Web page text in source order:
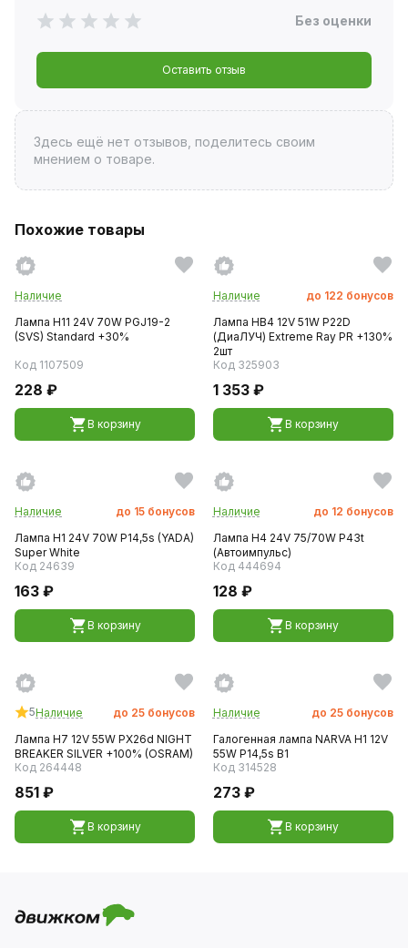
Без оценки
Оставить отзыв
Здесь ещё нет отзывов, поделитесь своим
мнением о товаре.
Похожие товары
Наличие
Лампа H11 24V 70W PGJ19-2
(SVS) Standard +30%
Код 1107509
228 ₽
В корзину
Наличие до 122 бонусов
Лампа HB4 12V 51W P22D
(ДиаЛУЧ) Extreme Ray PR +130%
2шт
Код 325903
1 353 ₽
В корзину
Наличие до 15 бонусов
Лампа H1 24V 70W P14,5s (YADA)
Super White
Код 24639
163 ₽
В корзину
Наличие до 12 бонусов
Лампа H4 24V 75/70W P43t
(Автоимпульс)
Код 444694
128 ₽
В корзину
5Наличие до 25 бонусов
Лампа H7 12V 55W PX26d NIGНT
BREAKER SILVER +100% (OSRAM)
Код 264448
851 ₽
В корзину
Наличие до 25 бонусов
Галогенная лампа NARVA H1 12V
55W P14,5s B1
Код 314528
273 ₽
В корзину